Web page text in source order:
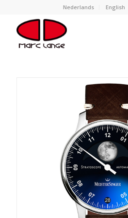
Nederlands English